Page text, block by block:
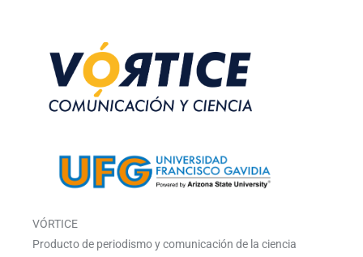
VÓRTICE
Producto de periodismo y comunicación de la ciencia